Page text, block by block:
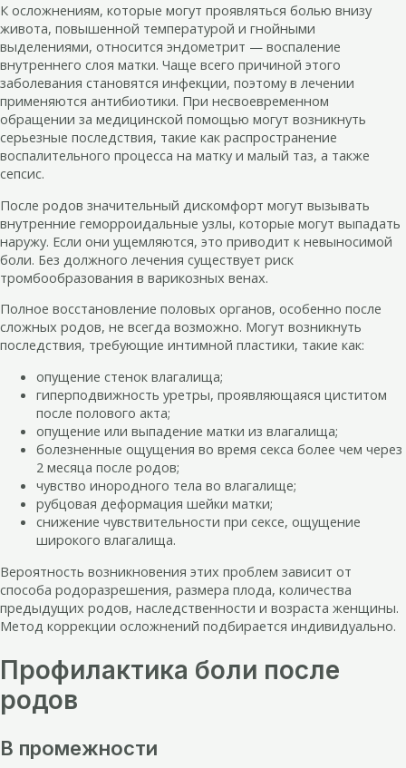
К осложнениям, которые могут проявляться болью внизу
живота, повышенной температурой и гнойными
выделениями, относится эндометрит — воспаление
внутреннего слоя матки. Чаще всего причиной этого
заболевания становятся инфекции, поэтому в лечении
применяются антибиотики. При несвоевременном
обращении за медицинской помощью могут возникнуть
серьезные последствия, такие как распространение
воспалительного процесса на матку и малый таз, а также
сепсис.
После родов значительный дискомфорт могут вызывать
внутренние геморроидальные узлы, которые могут выпадать
наружу. Если они ущемляются, это приводит к невыносимой
боли. Без должного лечения существует риск
тромбообразования в варикозных венах.
Полное восстановление половых органов, особенно после
сложных родов, не всегда возможно. Могут возникнуть
последствия, требующие интимной пластики, такие как:
опущение стенок влагалища;
гиперподвижность уретры, проявляющаяся циститом
после полового акта;
опущение или выпадение матки из влагалища;
болезненные ощущения во время секса более чем через
2 месяца после родов;
чувство инородного тела во влагалище;
рубцовая деформация шейки матки;
снижение чувствительности при сексе, ощущение
широкого влагалища.
Вероятность возникновения этих проблем зависит от
способа родоразрешения, размера плода, количества
предыдущих родов, наследственности и возраста женщины.
Метод коррекции осложнений подбирается индивидуально.
Профилактика боли после
родов
В промежности